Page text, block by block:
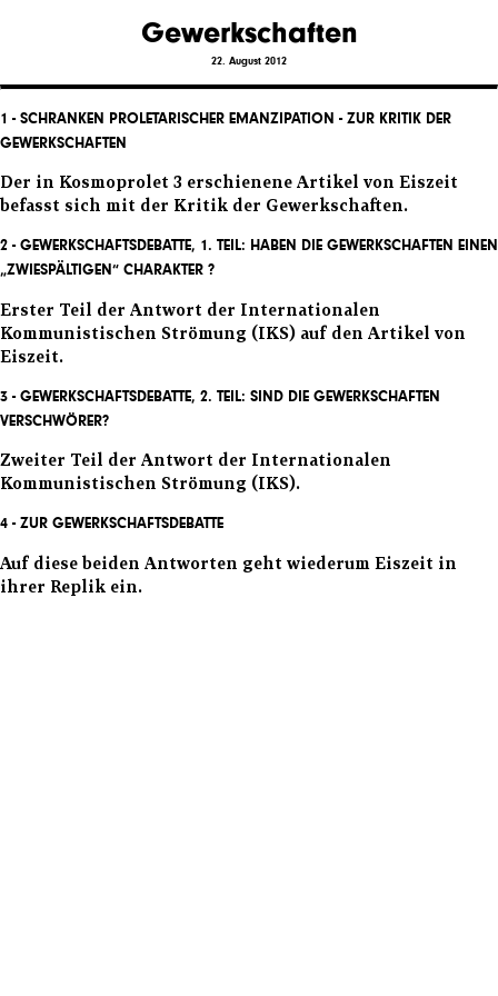
Gewerkschaften
22. August 2012
1 - SCHRANKEN PROLETARISCHER EMANZIPATION - ZUR KRITIK DER
GEWERKSCHAFTEN
Der in Kosmoprolet 3 erschienene Artikel von Eiszeit
befasst sich mit der Kritik der Gewerkschaften.
2 - GEWERKSCHAFTSDEBATTE, 1. TEIL: HABEN DIE GEWERKSCHAFTEN EINEN
„ZWIESPÄLTIGEN“ CHARAKTER ?
Erster Teil der Antwort der Internationalen
Kommunistischen Strömung (IKS) auf den Artikel von
Eiszeit.
3 - GEWERKSCHAFTSDEBATTE, 2. TEIL: SIND DIE GEWERKSCHAFTEN
VERSCHWÖRER?
Zweiter Teil der Antwort der Internationalen
Kommunistischen Strömung (IKS).
4 - ZUR GEWERKSCHAFTSDEBATTE
Auf diese beiden Antworten geht wiederum Eiszeit in
ihrer Replik ein.